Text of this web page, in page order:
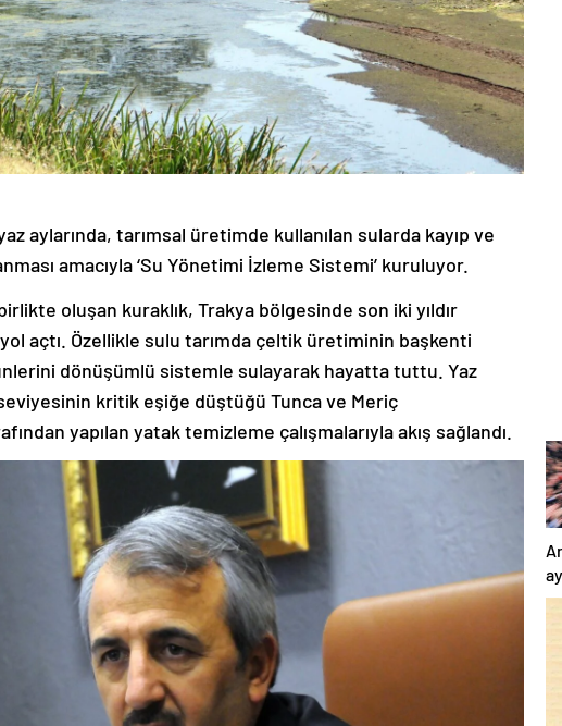
aylarında, tarımsal üretimde kullanılan sularda kayıp ve
amacıyla ‘Su Yönetimi İzleme Sistemi’ kuruluyor.
birlikte oluşan kuraklık, Trakya bölgesinde son iki yıldır
açtı. Özellikle sulu tarımda çeltik üretiminin başkenti
dönüşümlü sistemle sulayarak hayatta tuttu. Yaz
kritik eşiğe düştüğü Tunca ve Meriç
yapılan yatak temizleme çalışmalarıyla akış sağlandı.